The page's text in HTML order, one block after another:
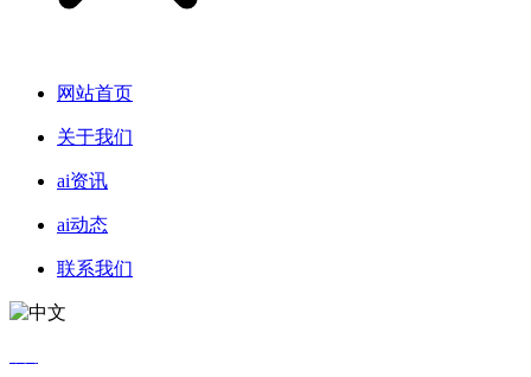
网站首页
关于我们
ai资讯
ai动态
联系我们